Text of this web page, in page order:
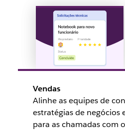
Vendas
Alinhe as equipes de
estratégias de negócios
para as chamadas com